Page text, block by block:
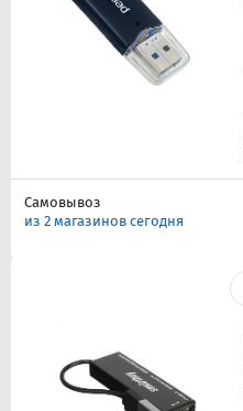
Самовывоз
из 2 магазинов сегодня